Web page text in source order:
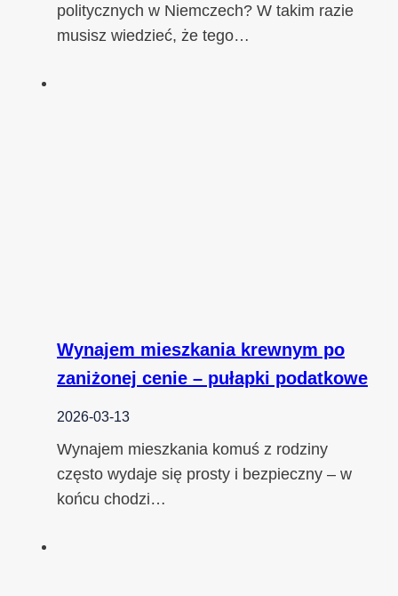
politycznych w Niemczech? W takim razie
musisz wiedzieć, że tego…
Wynajem mieszkania krewnym po
zaniżonej cenie – pułapki podatkowe
2026-03-13
Wynajem mieszkania komuś z rodziny
często wydaje się prosty i bezpieczny – w
końcu chodzi…